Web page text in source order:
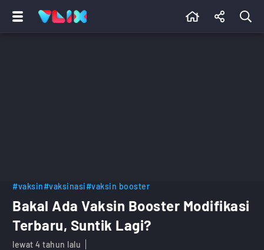
#vaksin#vaksinasi#vaksin booster
Bakal Ada Vaksin Booster Modifikasi
Terbaru, Suntik Lagi?
lewat 4 tahun lalu